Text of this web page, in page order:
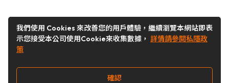
我們使用 Cookies 來改善您的用戶體驗，繼續瀏覽本網站即表
示您接受本公司使用Cookie來收集數據， 詳情請參閱私隱政
策
確認